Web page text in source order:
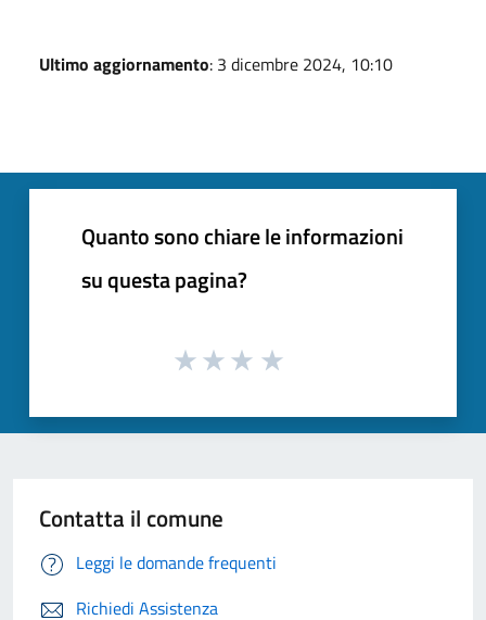
Ultimo aggiornamento: 3 dicembre 2024, 10:10
Quanto sono chiare le informazioni
su questa pagina?
Contatta il comune
Leggi le domande frequenti
Richiedi Assistenza